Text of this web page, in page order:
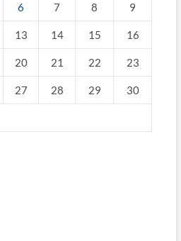
6 7 8 9
13 14 15 16
20 21 22 23
27 28 29 30